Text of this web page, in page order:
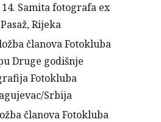
Samita fotografa ex
Rijeka
članova Fotokluba
Druge godišnje
Fotokluba
Srbija
članova Fotokluba